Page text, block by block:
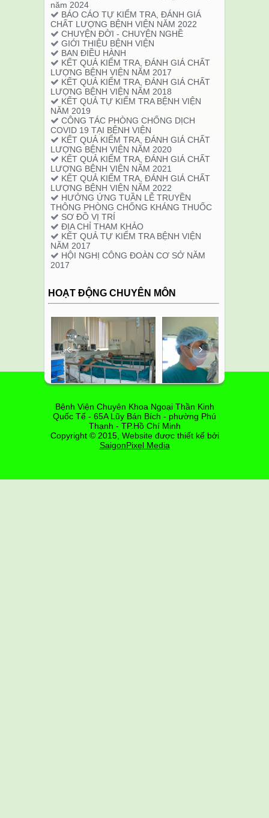
năm 2024
BÁO CÁO TỰ KIỂM TRA, ĐÁNH GIÁ
CHẤT LƯỢNG BỆNH VIỆN NĂM 2022
CHUYỆN ĐỜI - CHUYỆN NGHỀ
GIỚI THIỆU BỆNH VIỆN
BAN ĐIỀU HÀNH
KẾT QUẢ KIỂM TRA, ĐÁNH GIÁ CHẤT
LƯỢNG BỆNH VIỆN NĂM 2017
KẾT QUẢ KIỂM TRA, ĐÁNH GIÁ CHẤT
LƯỢNG BỆNH VIỆN NĂM 2018
KẾT QUẢ TỰ KIỂM TRA BỆNH VIỆN
NĂM 2019
CÔNG TÁC PHÒNG CHỐNG DỊCH
COVID 19 TẠI BỆNH VIỆN
KẾT QUẢ KIỂM TRA, ĐÁNH GIÁ CHẤT
LƯỢNG BỆNH VIỆN NĂM 2020
KẾT QUẢ KIỂM TRA, ĐÁNH GIÁ CHẤT
LƯỢNG BỆNH VIỆN NĂM 2021
KẾT QUẢ KIỂM TRA, ĐÁNH GIÁ CHẤT
LƯỢNG BỆNH VIỆN NĂM 2022
HƯỞNG ỨNG TUẦN LỄ TRUYỀN
THÔNG PHÒNG CHỐNG KHÁNG THUỐC
SƠ ĐỒ VỊ TRÍ
ĐỊA CHỈ THAM KHẢO
KẾT QUẢ TỰ KIỂM TRA BỆNH VIỆN
NĂM 2017
HỘI NGHỊ CÔNG ĐOÀN CƠ SỞ NĂM
2017
HOẠT ĐỘNG CHUYÊN MÔN
‹ ›
Bệnh Viện Chuyên Khoa Ngoại Thần Kinh
Quốc Tế - 65A Lũy Bán Bích - phường Phú
Thạnh - TP.Hồ Chí Minh
Copyright © 2015, Website được thiết kế bởi
SaigonPixel Media